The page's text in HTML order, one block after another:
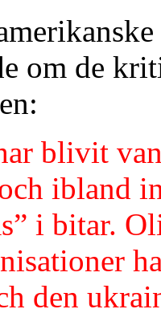
om de
blivit
ibland
i bitar.
den